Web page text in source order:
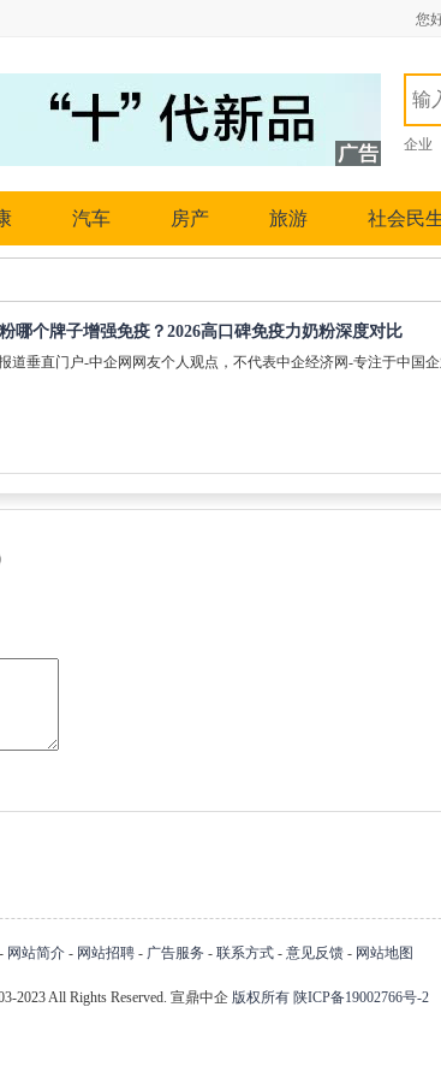
您
企业
汽车 房产 旅游 社会民
哪个牌子增强免疫？2026高口碑免疫力奶粉深度对比
垂直门户-中企网网友个人观点，不代表中企经济网-专注于中国
- 网站简介 - 网站招聘 - 广告服务 - 联系方式 - 意见反馈 - 网站地图
2023 All Rights Reserved. 宣鼎中企 版权所有 陕ICP备19002766号-2